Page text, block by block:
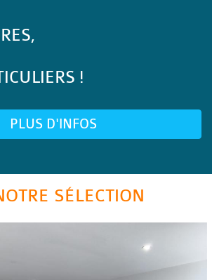
!
PLUS D'INFOS
SÉLECTION